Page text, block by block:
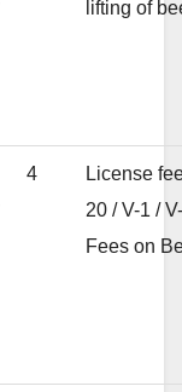
lifting of
4
License
20 / V-1 /
Fees on